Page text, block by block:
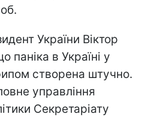
України Віктор
в Україні у
створена штучно.
управління
Секретаріату